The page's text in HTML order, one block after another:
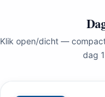
Klik open/dicht —
dag